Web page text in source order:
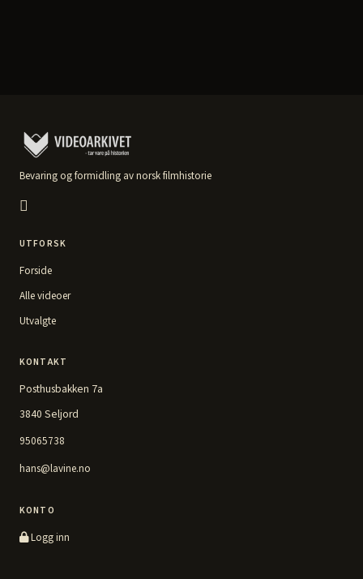
Bevaring og formidling av norsk filmhistorie
UTFORSK
Forside
Alle videoer
Utvalgte
KONTAKT
Posthusbakken 7a
3840 Seljord
95065738
hans@lavine.no
KONTO
Logg inn